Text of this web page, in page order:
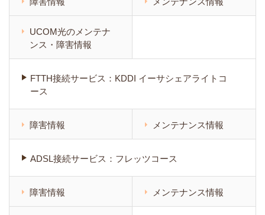
UCOM光のメンテナ
ンス・障害情報
FTTH接続サービス：KDDI イーサシェアライトコ
ース
障害情報 メンテナンス情報
ADSL接続サービス：フレッツコース
障害情報 メンテナンス情報